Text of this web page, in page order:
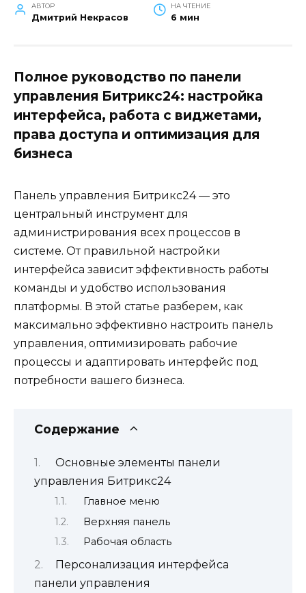
АВТОР
Дмитрий Некрасов
НА ЧТЕНИЕ
6 мин
Полное руководство по панели
управления Битрикс24: настройка
интерфейса, работа с виджетами,
права доступа и оптимизация для
бизнеса
Панель управления Битрикс24 — это
центральный инструмент для
администрирования всех процессов в
системе. От правильной настройки
интерфейса зависит эффективность работы
команды и удобство использования
платформы. В этой статье разберем, как
максимально эффективно настроить панель
управления, оптимизировать рабочие
процессы и адаптировать интерфейс под
потребности вашего бизнеса.
Содержание
Основные элементы панели
управления Битрикс24
Главное меню
Верхняя панель
Рабочая область
Персонализация интерфейса
панели управления